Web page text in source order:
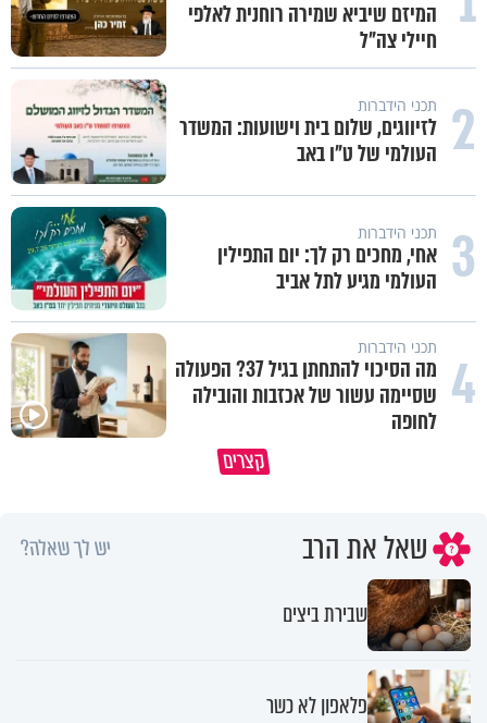
המיזם שיביא שמירה רוחנית לאלפי
חיילי צה"ל
2 תכני הידברות
לזיווגים, שלום בית וישועות: המשדר
העולמי של ט"ו באב
3 תכני הידברות
אחי, מחכים רק לך: יום התפילין
העולמי מגיע לתל אביב
4 תכני הידברות
מה הסיכוי להתחתן בגיל 37? הפעולה
שסיימה עשור של אכזבות והובילה
לחופה
קצרים
במבט לאחור - האם התקופה הקשה
איך ייתכן שיש אנשים שיודעים
שהתורה אמת, ובכל זאת לא
שאל את הרב יש לך שאלה?
שבירת ביצים
פלאפון לא כשר